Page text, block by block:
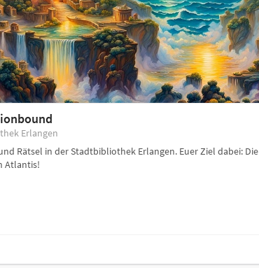
Erlangen
Rätsel in der Stadtbibliothek Erlangen. Euer Ziel dabei: Die
Atlantis!